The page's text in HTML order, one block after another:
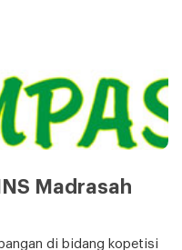
Madrasah
di bidang kopetisi